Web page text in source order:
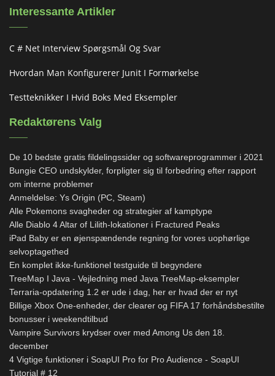
Interessante Artikler
C # Net Interview Spørgsmål Og Svar
Hvordan Man Konfigurerer Junit I Formørkelse
Testteknikker I Hvid Boks Med Eksempler
Redaktørens Valg
De 10 bedste gratis fildelingssider og softwareprogrammer i 2021
Bungie CEO undskylder, forpligter sig til forbedring efter rapport
om interne problemer
Anmeldelse: Ys Origin (PC, Steam)
Alle Pokemons svagheder og strategier af kamptype
Alle Diablo 4 Altar of Lilith-lokationer i Fractured Peaks
iPad Baby er en øjenspændende regning for vores uophørlige
selvoptagethed
En komplet ikke-funktionel testguide til begyndere
TreeMap I Java - Vejledning med Java TreeMap-eksempler
Terraria-opdatering 1.2 er ude i dag, her er hvad der er nyt
Billige Xbox One-enheder, der clearer og FIFA 17 forhåndsbestilte
bonusser i weekendtilbud
Vampire Survivors krydser over med Among Us den 18.
december
4 Vigtige funktioner i SoapUI Pro for Pro Audience - SoapUI
Tutorial # 12